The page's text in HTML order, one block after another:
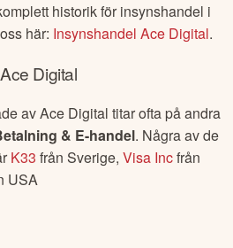
historik för insynshandel i
här: InsynshandelAce Digital.
Ace Digital
avAce Digital titar ofta på andra
& E-handel. Några av de
K33 frånSverige,Visa Incfrån
USA